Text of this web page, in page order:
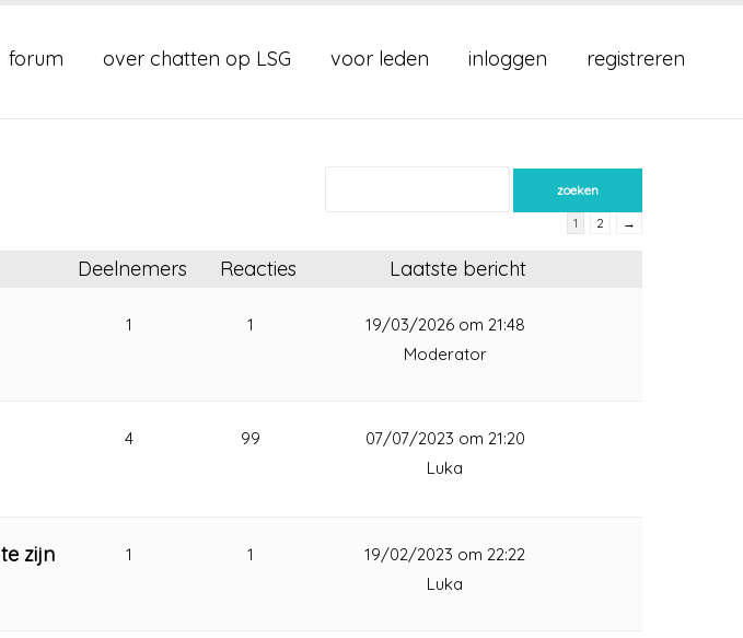
forum over chatten op LSG voor leden inloggen registreren
1 2 →
Deelnemers Reacties Laatste bericht
1 1
19/03/2026 om 21:48
Moderator
4 99
07/07/2023 om 21:20
Luka
zijn 1 1
19/02/2023 om 22:22
Luka